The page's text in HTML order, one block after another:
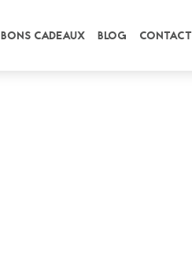
BONS CADEAUX BLOG CONTACT